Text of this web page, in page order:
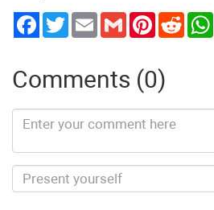
TwitterEmail Gmail PinterestReddit
Comments (0)